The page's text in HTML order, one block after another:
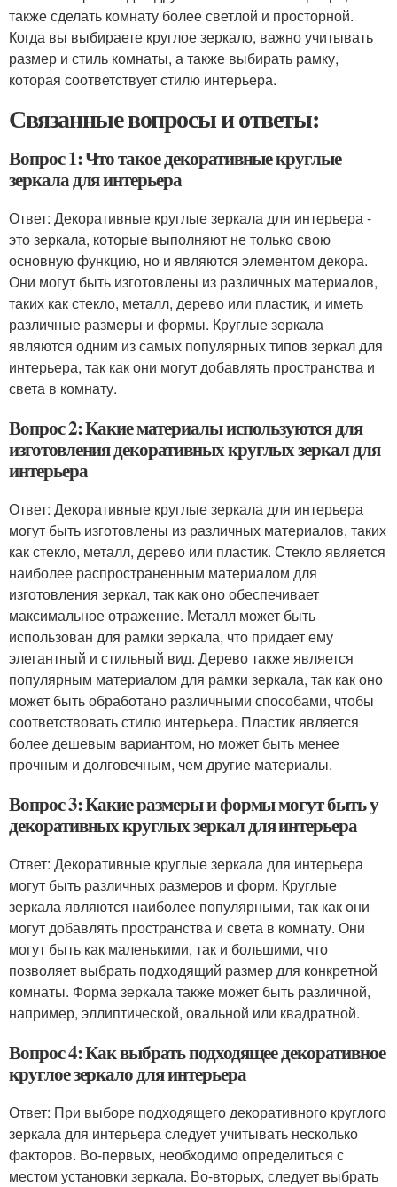
также сделать комнату более светлой и просторной.
Когда вы выбираете круглое зеркало, важно учитывать
размер и стиль комнаты, а также выбирать рамку,
которая соответствует стилю интерьера.
Связанные вопросы и ответы:
Вопрос 1: Что такое декоративные круглые
зеркала для интерьера
Ответ: Декоративные круглые зеркала для интерьера -
это зеркала, которые выполняют не только свою
основную функцию, но и являются элементом декора.
Они могут быть изготовлены из различных материалов,
таких как стекло, металл, дерево или пластик, и иметь
различные размеры и формы. Круглые зеркала
являются одним из самых популярных типов зеркал для
интерьера, так как они могут добавлять пространства и
света в комнату.
Вопрос 2: Какие материалы используются для
изготовления декоративных круглых зеркал для
интерьера
Ответ: Декоративные круглые зеркала для интерьера
могут быть изготовлены из различных материалов, таких
как стекло, металл, дерево или пластик. Стекло является
наиболее распространенным материалом для
изготовления зеркал, так как оно обеспечивает
максимальное отражение. Металл может быть
использован для рамки зеркала, что придает ему
элегантный и стильный вид. Дерево также является
популярным материалом для рамки зеркала, так как оно
может быть обработано различными способами, чтобы
соответствовать стилю интерьера. Пластик является
более дешевым вариантом, но может быть менее
прочным и долговечным, чем другие материалы.
Вопрос 3: Какие размеры и формы могут быть у
декоративных круглых зеркал для интерьера
Ответ: Декоративные круглые зеркала для интерьера
могут быть различных размеров и форм. Круглые
зеркала являются наиболее популярными, так как они
могут добавлять пространства и света в комнату. Они
могут быть как маленькими, так и большими, что
позволяет выбрать подходящий размер для конкретной
комнаты. Форма зеркала также может быть различной,
например, эллиптической, овальной или квадратной.
Вопрос 4: Как выбрать подходящее декоративное
круглое зеркало для интерьера
Ответ: При выборе подходящего декоративного круглого
зеркала для интерьера следует учитывать несколько
факторов. Во-первых, необходимо определиться с
местом установки зеркала. Во-вторых, следует выбрать